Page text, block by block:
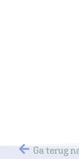
Ga terug